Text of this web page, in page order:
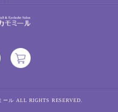
ール ALL RIGHTS RESERVED.